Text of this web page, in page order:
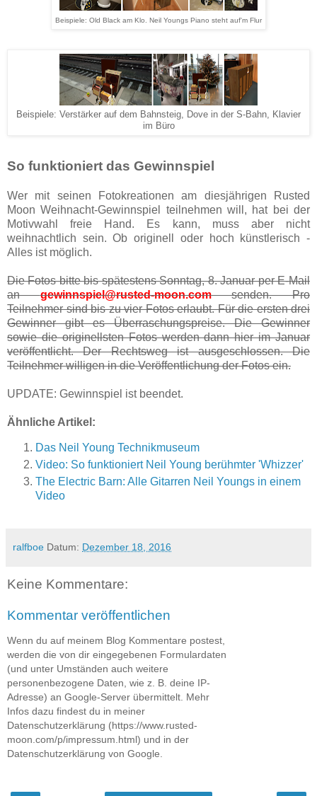
Beispiele: Old Black am Klo. Neil Youngs Piano steht auf'm Flur
Beispiele: Verstärker auf dem Bahnsteig, Dove in der S-Bahn, Klavier
im Büro
So funktioniert das Gewinnspiel
Wer mit seinen Fotokreationen am diesjährigen Rusted
Moon Weihnacht-Gewinnspiel teilnehmen will, hat bei der
Motivwahl freie Hand. Es kann, muss aber nicht
weihnachtlich sein. Ob originell oder hoch künstlerisch -
Alles ist möglich.
Die Fotos bitte bis spätestens Sonntag, 8. Januar per E-Mail
angewinnspiel@rusted-moon.comsenden. Pro
Teilnehmer sind bis zu vier Fotos erlaubt. Für die ersten drei
Gewinner gibt es Überraschungspreise. Die Gewinner
sowie die originellsten Fotos werden dann hier im Januar
veröffentlicht. Der Rechtsweg ist ausgeschlossen. Die
Teilnehmer willigen in die Veröffentlichung der Fotos ein.
UPDATE: Gewinnspiel ist beendet.
Ähnliche Artikel:
Das Neil Young Technikmuseum
Video: So funktioniert Neil Young berühmter 'Whizzer'
The Electric Barn: Alle Gitarren Neil Youngs in einem
Video
ralfboe Datum: Dezember 18, 2016
Keine Kommentare:
Kommentar veröffentlichen
Wenn du auf meinem Blog Kommentare postest,
werden die von dir eingegebenen Formulardaten
(und unter Umständen auch weitere
personenbezogene Daten, wie z. B. deine IP-
Adresse) an Google-Server übermittelt. Mehr
Infos dazu findest du in meiner
Datenschutzerklärung (https://www.rusted-
moon.com/p/impressum.html) und in der
Datenschutzerklärung von Google.